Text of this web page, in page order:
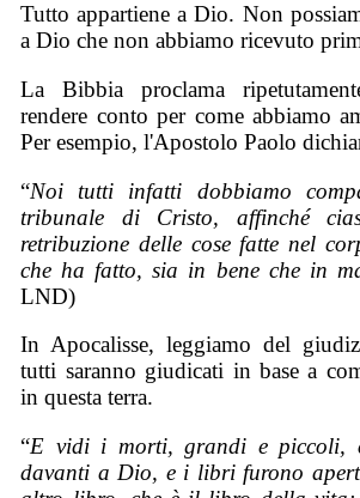
Tutto appartiene a Dio. Non
a Dio che non abbiamo ricevuto
La Bibbia proclama
rendere conto per come abbiamo
Per esempio, l'Apostolo Paolo
“Noi tutti infatti dobbiamo
tribunale di Cristo, affinché
retribuzione delle cose fatte nel
che ha fatto, sia in bene che in
LND)
In Apocalisse, leggiamo del
tutti saranno giudicati in base a
in questa terra.
“E vidi i morti, grandi e piccoli,
davanti a Dio, e i libri furono